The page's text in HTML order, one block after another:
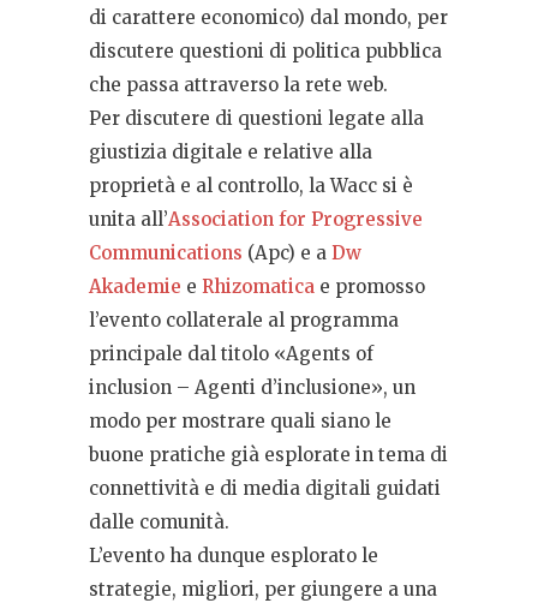
di carattere economico) dal mondo, per
discutere questioni di politica pubblica
che passa attraverso la rete web.
Per discutere di questioni legate alla
giustizia digitale e relative alla
proprietà e al controllo, la Wacc si è
unita all’Association for Progressive
Communications (Apc) e a Dw
Akademie e Rhizomatica e promosso
l’evento collaterale al programma
principale dal titolo «Agents of
inclusion – Agenti d’inclusione», un
modo per mostrare quali siano le
buone pratiche già esplorate in tema di
connettività e di media digitali guidati
dalle comunità.
L’evento ha dunque esplorato le
strategie, migliori, per giungere a una